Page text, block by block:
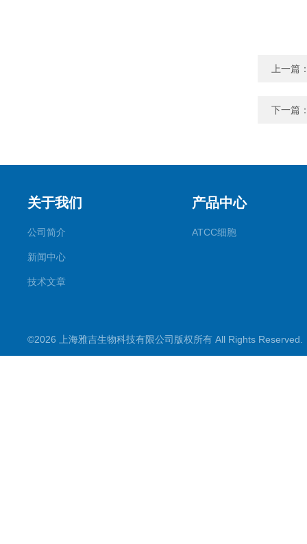
上一篇
下一篇
关于我们
公司简介
新闻中心
技术文章
产品中心
ATCC细胞
©2026 上海雅吉生物科技有限公司版权所有 All Rights